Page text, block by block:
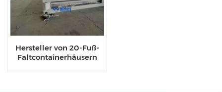
Hersteller von 20-Fuß-
Faltcontainerhäusern